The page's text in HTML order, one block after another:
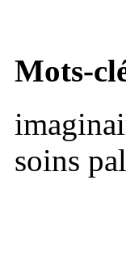
Mots-
soins